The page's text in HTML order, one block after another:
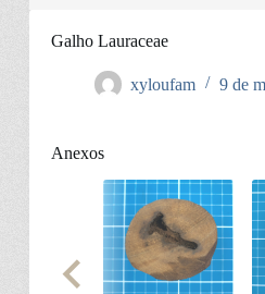
Galho Lauraceae
xyloufam 9 de
Anexos